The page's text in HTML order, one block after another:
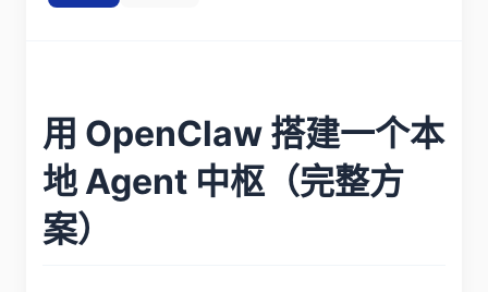
用 OpenClaw 搭建一个本
地 Agent 中枢（完整方
案）